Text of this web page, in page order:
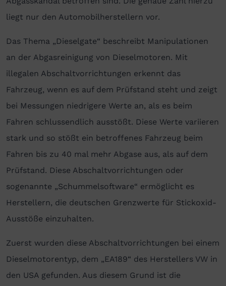
liegt nur den Automobilherstellern vor.
Das Thema „Dieselgate“ beschreibt Manipulationen
an der Abgasreinigung von Dieselmotoren. Mit
illegalen Abschaltvorrichtungen erkennt das
Fahrzeug, wenn es auf dem Prüfstand steht und zeigt
bei Messungen niedrigere Werte an, als es beim
Fahren schlussendlich ausstößt. Diese Werte variieren
stark und so stößt ein betroffenes Fahrzeug beim
Fahren bis zu 40 mal mehr Abgase aus, als auf dem
Prüfstand. Diese Abschaltvorrichtungen oder
sogenannte „Schummelsoftware“ ermöglicht es
Herstellern, die deutschen Grenzwerte für Stickoxid-
Ausstöße einzuhalten.
Zuerst wurden diese Abschaltvorrichtungen bei einem
Dieselmotorentyp, dem „EA189“ des Herstellers VW in
den USA gefunden. Aus diesem Grund ist die